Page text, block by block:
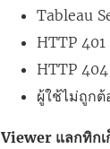
Tableau
HTTP
HTTP
ผู้ใช้ไม่ถูก
Viewer แลกทิกเ